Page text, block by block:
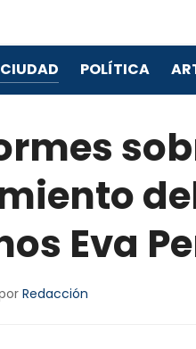
CIUDAD POLÍTICA
Eva
Redacción